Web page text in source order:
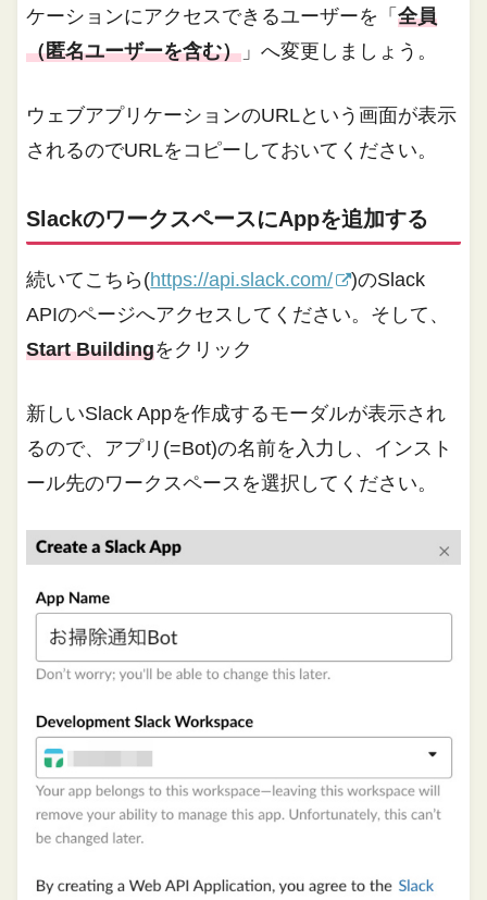
ケーションにアクセスできるユーザーを「全員
（匿名ユーザーを含む） 」へ変更しましょう。
ウェブアプリケーションのURLという画面が表示
されるのでURLをコピーしておいてください。
SlackのワークスペースにAppを追加する
続いてこちら(https://api.slack.com/
)のSlack
APIのページへアクセスしてください。そして、
Start Buildingをクリック
新しいSlack Appを作成するモーダルが表示され
るので、アプリ(=Bot)の名前を入力し、インスト
ール先のワークスペースを選択してください。